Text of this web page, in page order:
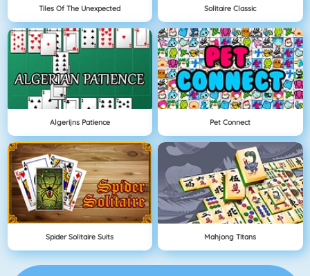
Tiles Of The Unexpected Solitaire Classic
Algerijns Patience Pet Connect
Spider Solitaire Suits Mahjong Titans